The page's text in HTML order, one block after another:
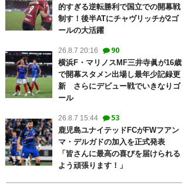
的すぎる逆転勝利で国立での開幕戦
制す！後半ATにチャヴリッチが2ゴ
ールの大活躍
26.8.7 20:16 90
横浜F・マリノスMF三井寺眞が16歳
で開幕スタメン出場し最年少記録更
新 さらにデビュー戦でいきなりゴ
ール
26.8.7 15:44 53
鹿児島ユナイテッドFCがFWフアン
マ・デルガドの加入を正式発表
「皆さんに最高の喜びを届けられる
よう頑張ります！」